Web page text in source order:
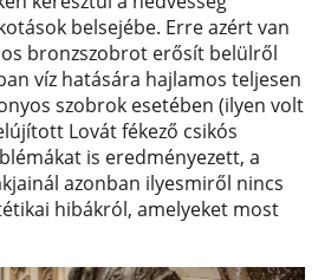
belsejébe. Erre azért van
bronzszobrot erősít belülről
víz hatására hajlamos teljesen
szobrok esetében (ilyen volt
Lovát fékező csikós
is eredményezett, a
azonban ilyesmiről nincs
hibákról, amelyeket most